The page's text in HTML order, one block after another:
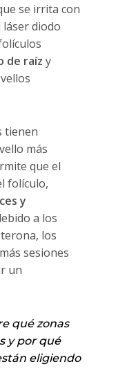
se irrita con
láser diodo
de raíz y
tienen
más
que el
folículo,
y
a los
los
sesiones
un
qué zonas
y por qué
eligiendo